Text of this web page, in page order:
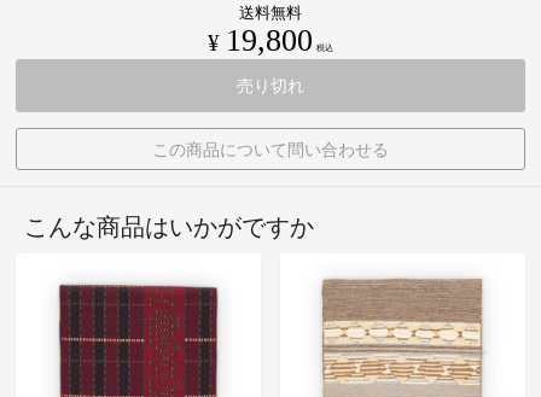
送料無料
¥ 19,800 税込
売り切れ
この商品について問い合わせる
こんな商品はいかがですか